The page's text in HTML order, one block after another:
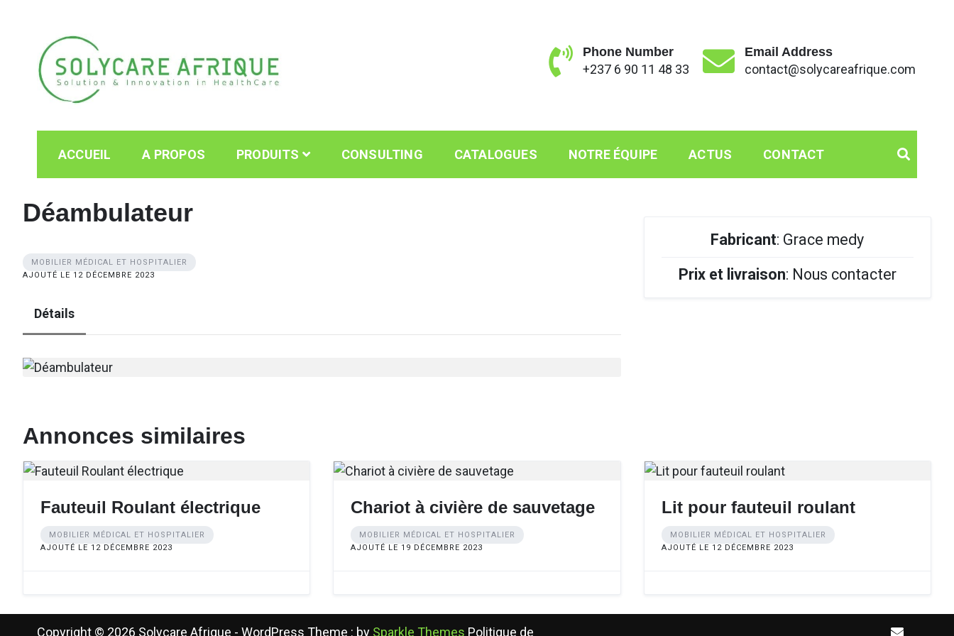
Solycare Afrique
Phone Number
+237 6 90 11 48 33
Email Address
contact@solycareafrique.com
ACCUEIL A PROPOS PRODUITS CONSULTING CATALOGUES NOTRE ÉQUIPE ACTUS CONTACT
Déambulateur
MOBILIER MÉDICAL ET HOSPITALIER
AJOUTÉ LE 12 DÉCEMBRE 2023
Détails
Fabricant: Grace medy
Prix et livraison: Nous contacter
Annonces similaires
Fauteuil Roulant électrique
MOBILIER MÉDICAL ET HOSPITALIER
AJOUTÉ LE 12 DÉCEMBRE 2023
Chariot à civière de sauvetage
MOBILIER MÉDICAL ET HOSPITALIER
AJOUTÉ LE 19 DÉCEMBRE 2023
Lit pour fauteuil roulant
MOBILIER MÉDICAL ET HOSPITALIER
AJOUTÉ LE 12 DÉCEMBRE 2023
Copyright © 2026 Solycare Afrique - WordPress Theme : by Sparkle Themes Politique de